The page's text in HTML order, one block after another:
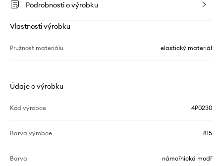
Podrobnosti o výrobku
Vlastnosti výrobku
Pružnost materiálu elastický materiál
Údaje o výrobku
Kód výrobce 4P0230
Barva výrobce 815
Barva námořnická modř